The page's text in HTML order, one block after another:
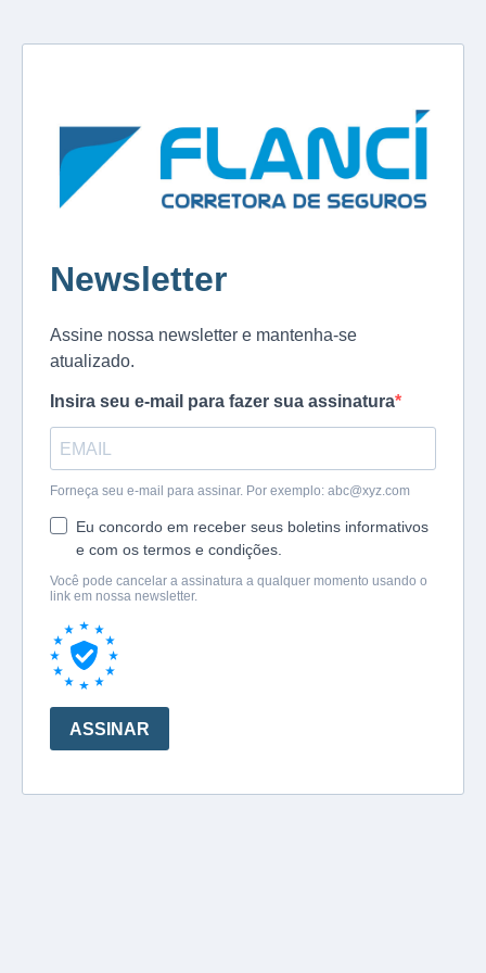
Newsletter
Assine nossa newsletter e mantenha-se
atualizado.
Insira seu e-mail para fazer sua assinatura
Forneça seu e-mail para assinar. Por exemplo: abc@xyz.com
Eu concordo em receber seus boletins informativos
e com os termos e condições.
Você pode cancelar a assinatura a qualquer momento usando o
link em nossa newsletter.
ASSINAR